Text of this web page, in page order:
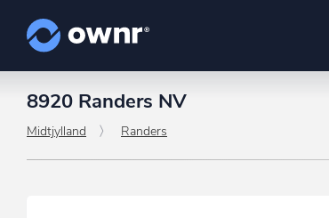
8920 Randers NV
Midtjylland Randers